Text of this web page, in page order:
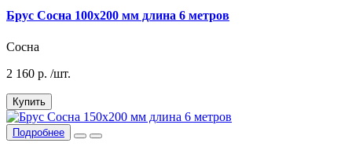
Брус Сосна 100х200 мм длина 6 метров
Сосна
2 160 р. /шт.
Купить
Подробнее